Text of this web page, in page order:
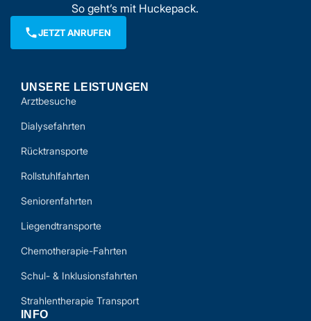
UNSERE LEISTUNGEN
Arztbesuche
Dialysefahrten
Rücktransporte
Rollstuhlfahrten
Seniorenfahrten
Liegendtransporte
Chemotherapie-Fahrten
Schul- & Inklusionsfahrten
Strahlentherapie Transport
INFO
So geht’s mit Huckepack.
JETZT ANRUFEN